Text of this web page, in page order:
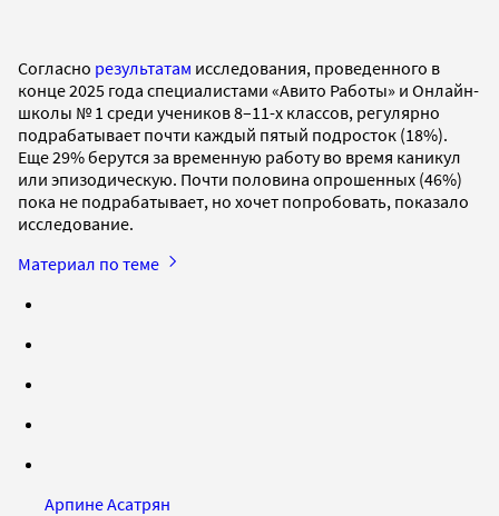
Согласно результатам исследования, проведенного в
конце 2025 года специалистами «Авито Работы» и Онлайн-
школы № 1 среди учеников 8–11-х классов, регулярно
подрабатывает почти каждый пятый подросток (18%).
Еще 29% берутся за временную работу во время каникул
или эпизодическую. Почти половина опрошенных (46%)
пока не подрабатывает, но хочет попробовать, показало
исследование.
Материал по теме
Арпине Асатрян